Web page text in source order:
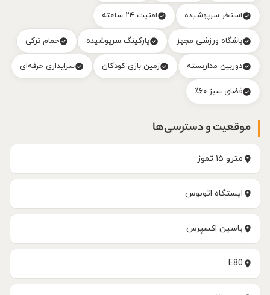
استخر سرپوشیده امنیت ۲۴ ساعته
باشگاه ورزشی مجهز پارکینگ سرپوشیده حمام ترکی
دوربین مداربسته زمین بازی کودکان سرایداری حرفه‌ای
فضای سبز ۶۰٪
موقعیت و دسترسی‌ها
مترو ۱۵ تموز
ایستگاه اتوبوس
باسین اکسپرس
E80